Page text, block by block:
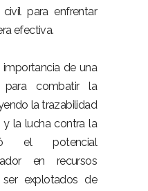
para enfrentar
efectiva.
importancia de una
para combatir la
la trazabilidad
la lucha contra la
el potencial
en recursos
explotados de